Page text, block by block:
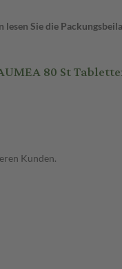
lesen Sie die
80 St
Kunden.